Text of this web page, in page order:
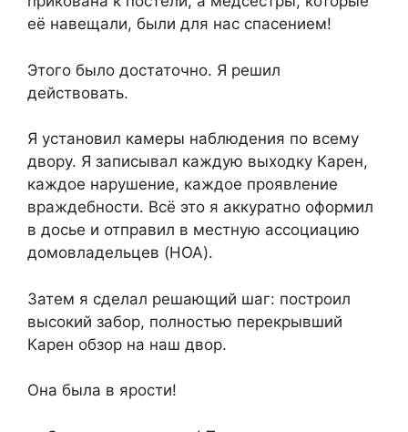
её навещали, были для нас спасением!
Этого было достаточно. Я решил
действовать.
Я установил камеры наблюдения по всему
двору. Я записывал каждую выходку Карен,
каждое нарушение, каждое проявление
враждебности. Всё это я аккуратно оформил
в досье и отправил в местную ассоциацию
домовладельцев (HOA).
Затем я сделал решающий шаг: построил
высокий забор, полностью перекрывший
Карен обзор на наш двор.
Она была в ярости!